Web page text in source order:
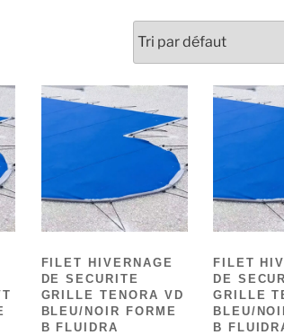
FILET HIVERNAGE
DE SECURITE
GRILLE TENORA VD
BLEU/NOIR FORME
B FLUIDRA
FILET
DE
GRILLE
BLEU/
B